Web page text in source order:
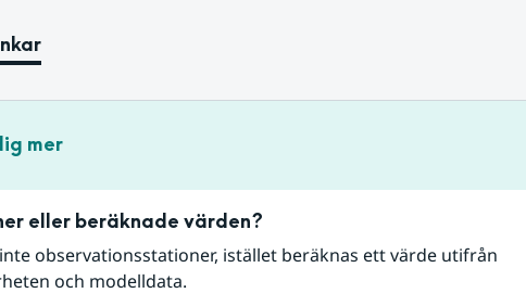
mer
eller beräknade värden?
observationsstationer, istället beräknas ett värde utifrån
och modelldata.